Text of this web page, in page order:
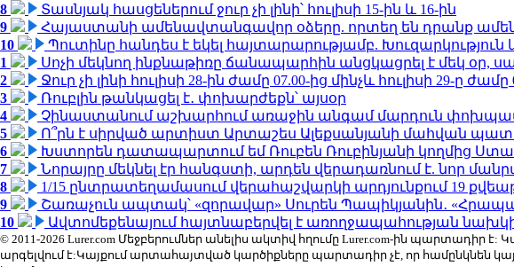
8
Տասնյակ հասցեներում ջուր չի լինի՝ հուլիսի 15-ին և 16-ին
9
Հայաստանի ամենավտանգավոր օձերը. որտեղ են դրանք
10
Պուտինը հանդես է եկել հայտարարությամբ. Խուզարկություն
1
Սոչի մեկնող ինքնաթիռը ճանապարհին անցկացրել է մեկ օր,
2
Ջուր չի լինի հուլիսի 28-ին ժամը 07.00-ից մինչև հուլիսի 29-ը ժամը
3
Ռուբլին թանկացել է․ փոխարժեքն՝ այսօր
4
Չինաստանում աշխարհում առաջին անգամ մարդուն
5
Ո՞րն է սիրված արտիստ Արտաշես Ալեքսանյանի մահվան
6
Խստորեն դատապարտում եմ Ռուբեն Ռուբինյանի կողմից
7
Նորայրը մեկնել էր հանգստի, արդեն վերադառնում է. նոր
8
1/15 ընտրատեղամասում վերահաշվարկի արդյունքում 19
9
Շառաչուն ապտակ՝ «զորավար» Սուրեն Պապիկյանին․
10
Ավտոմեքենայում հայտնաբերվել է առողջապահության
© 2011-2026 Lurer.com Մեջբերումներ անելիս ակտիվ հղումը Lurer.com-ին
արգելվում է:Կայքում արտահայտված կարծիքները պարտադիր չէ, որ